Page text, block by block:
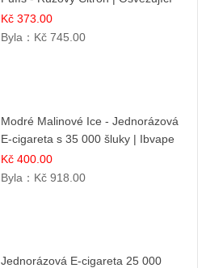
citrusová příchuť
Kč 373.00
Byla： Kč 745.00
Modré Malinové Ice - Jednorázová
E-cigareta s 35 000 šluky | Ibvape
Kč 400.00
Byla： Kč 918.00
Jednorázová E-cigareta 25 000